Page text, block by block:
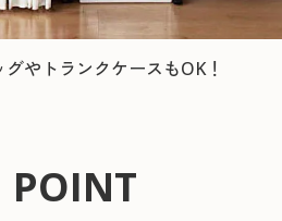
やトランクケースもOK！
POINT